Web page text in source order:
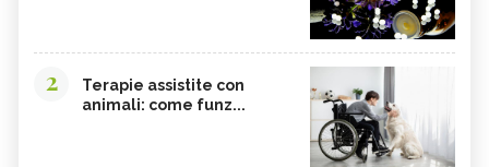
2
Terapie assistite con
animali: come funz...